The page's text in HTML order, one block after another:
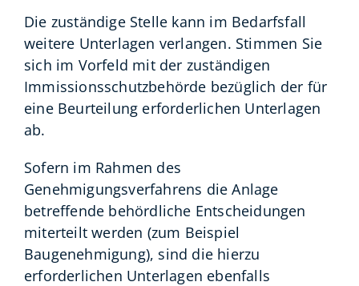
Die zuständige Stelle kann im Bedarfsfall
weitere Unterlagen verlangen. Stimmen Sie
sich im Vorfeld mit der zuständigen
Immissionsschutzbehörde bezüglich der für
eine Beurteilung erforderlichen Unterlagen
ab.
Sofern im Rahmen des
Genehmigungsverfahrens die Anlage
betreffende behördliche Entscheidungen
miterteilt werden (zum Beispiel
Baugenehmigung), sind die hierzu
erforderlichen Unterlagen ebenfalls